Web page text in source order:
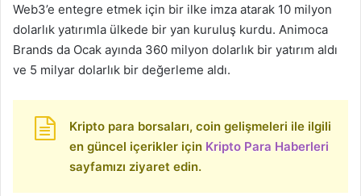
Web3’e entegre etmek için bir ilke imza atarak 10 milyon
dolarlık yatırımla ülkede bir yan kuruluş kurdu. Animoca
Brands da Ocak ayında 360 milyon dolarlık bir yatırım aldı
ve 5 milyar dolarlık bir değerleme aldı.
Kripto para borsaları, coin gelişmeleri ile ilgili
en güncel içerikler için Kripto Para Haberleri
sayfamızı ziyaret edin.